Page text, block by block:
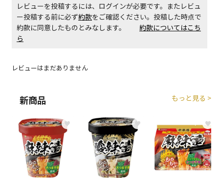
商品購入個数ごとに送料がかかる商品です
レビューを投稿するには、ログインが必要です。またレビュ
ー投稿する前に必ず約款をご確認ください。投稿した時点で
約款に同意したものとみなします。 約款についてはこち
ら
レビューはまだありません
新商品 もっと見る >
♥ ♥ ♥